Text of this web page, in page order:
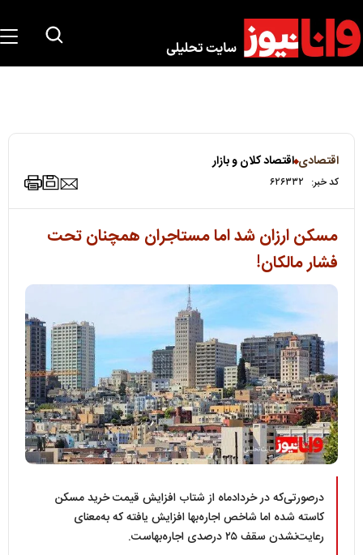
اقتصادی اقتصاد کلان و بازار
کد خبر: ۶۲۶۳۳۲
مسکن ارزان شد اما مستاجران همچنان تحت
فشار مالکان!
درصورتی‌که در خردادماه از شتاب افزایش قیمت‌ خرید مسکن
کاسته شده اما شاخص اجاره‌بها افزایش یافته که به‌معنای
رعایت‌نشدن سقف ۲۵ درصدی اجاره‌بهاست.